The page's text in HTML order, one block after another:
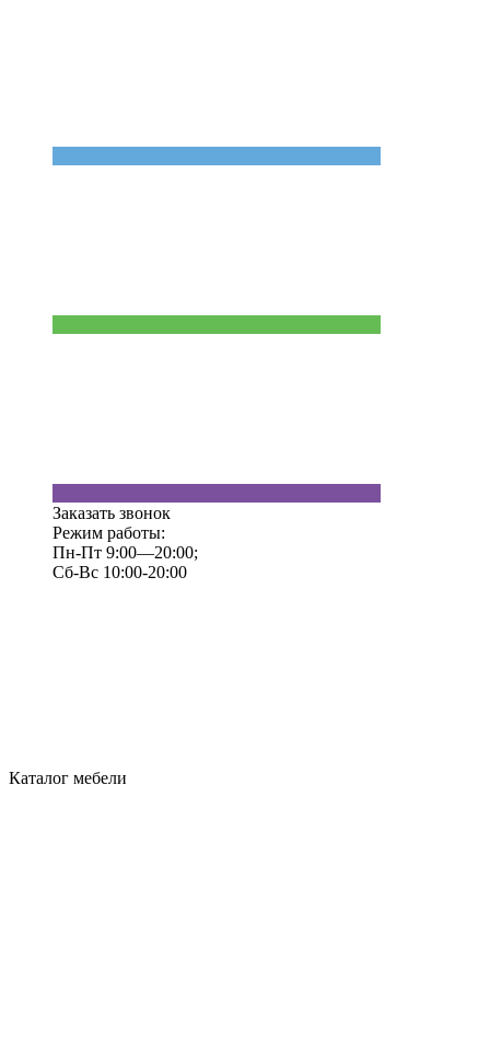
Заказать звонок
Режим работы:
Пн-Пт 9:00—20:00;
Сб-Вс 10:00-20:00
Каталог мебели